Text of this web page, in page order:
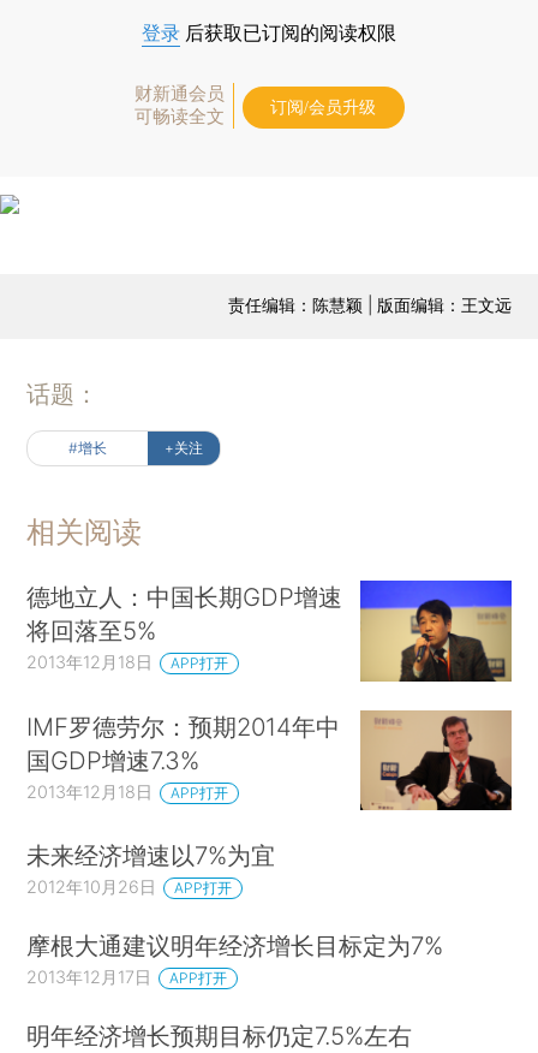
登录 后获取已订阅的阅读权限
财新通会员
可畅读全文
订阅/会员升级
责任编辑：陈慧颖 | 版面编辑：王文远
话题：
#增长 +关注
相关阅读
德地立人：中国长期GDP增速
将回落至5%
2013年12月18日 APP打开
IMF罗德劳尔：预期2014年中
国GDP增速7.3%
2013年12月18日 APP打开
未来经济增速以7%为宜
2012年10月26日 APP打开
摩根大通建议明年经济增长目标定为7%
2013年12月17日 APP打开
明年经济增长预期目标仍定7.5%左右